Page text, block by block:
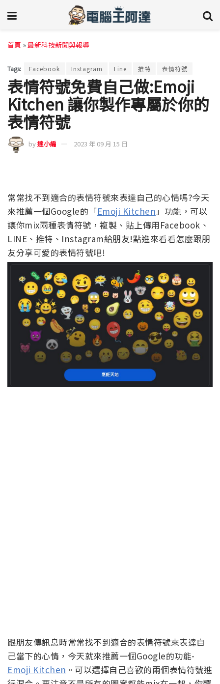
首頁 »最新科技新聞與報導
Tags: Facebook Instagram Line 推特 表情符號
表情符號免費自己做:Emoji
Kitchen 讓你製作專屬於你的
表情符號
by達小編 2023 年 09 月 15 日
常常找不到適合的表情符號來表達自己的心情嗎?今天
來推薦一個Google的「Emoji Kitchen」功能，可以
讓你mix兩種表情符號，複製、貼上傳用Facebook、
LINE、推特、Instagram給朋友!點進來看看怎麼跟朋
友分享可愛的表情符號吧!
跟朋友傳訊息時常常找不到適合的表情符號來表達自
己當下的心情，今天就來推薦一個Google的功能-
Emoji Kitchen 。可以選擇自己喜歡的兩個表情符號進